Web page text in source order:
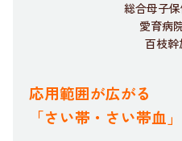
総合母子
愛育病
百枝幹
応用範囲が広がる
「さい帯・さい帯血